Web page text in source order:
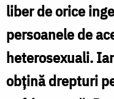
liber de orice
persoanele de
heterosexuali.
obţină drepturi